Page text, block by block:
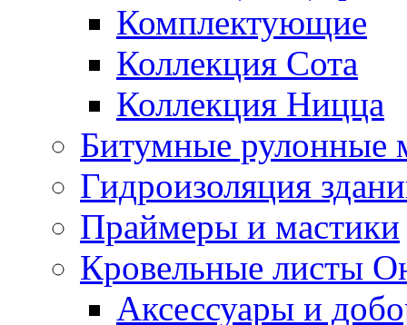
Комплектующие
Коллекция Сота
Коллекция Ницца
Битумные рулонные
Гидроизоляция
Праймеры и мастики
Кровельные листы
Аксессуары и